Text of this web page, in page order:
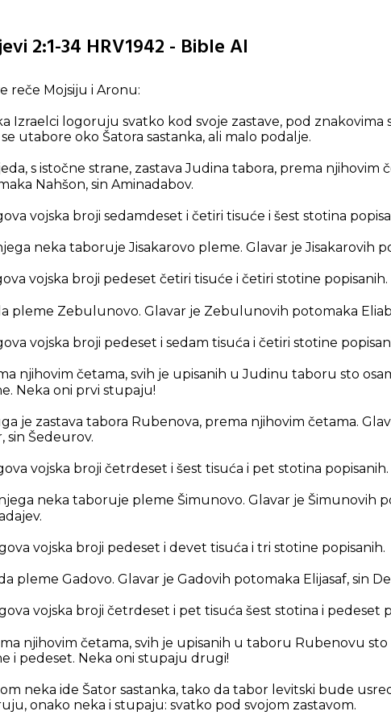
2:1-34 HRV1942 - Bible AI
reče Mojsiju i Aronu:
Izraelci logoruju svatko kod svoje zastave, pod znakovima
utabore oko Šatora sastanka, ali malo podalje.
s istočne strane, zastava Judina tabora, prema njihovim
Nahšon, sin Aminadabov.
vojska broji sedamdeset i četiri tisuće i šest stotina
neka taboruje Jisakarovo pleme. Glavar je Jisakarovih
vojska broji pedeset četiri tisuće i četiri stotine popisanih.
pleme Zebulunovo. Glavar je Zebulunovih potomaka
vojska broji pedeset i sedam tisuća i četiri stotine
njihovim četama, svih je upisanih u Judinu taboru sto
Neka oni prvi stupaju!
je zastava tabora Rubenova, prema njihovim četama.
sin Šedeurov.
vojska broji četrdeset i šest tisuća i pet stotina popisanih.
neka taboruje pleme Šimunovo. Glavar je Šimunovih
vojska broji pedeset i devet tisuća i tri stotine popisanih.
pleme Gadovo. Glavar je Gadovih potomaka Elijasaf, sin
vojska broji četrdeset i pet tisuća šest stotina i pedeset
njihovim četama, svih je upisanih u taboru Rubenovu
i pedeset. Neka oni stupaju drugi!
neka ide Šator sastanka, tako da tabor levitski bude
onako neka i stupaju: svatko pod svojom zastavom.